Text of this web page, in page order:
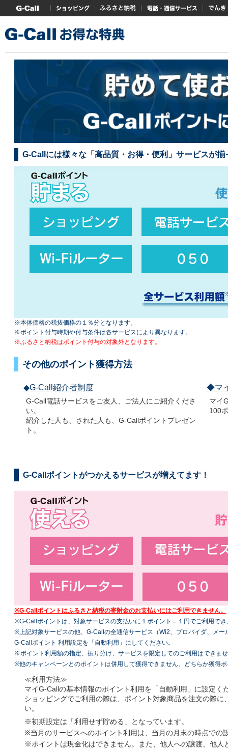
G-Callには様々な「高品質・お得・便利」サービスが揃
※本体価格の税抜価格の１％分となります。
※ポイント付与時期や付与条件は各サービスにより異なります。
※ふるさと納税はポイント付与の対象外となります。
その他のポイント獲得方法
◆G-Call紹介者制度 ◆マ
G-Call電話サービスをご友人、ご法人にご紹介くださ
い。
紹介した人も、された人も、G-Callポイントプレゼン
ト。
マイ
100
G-Callポイントがつかえるサービスが増えてます！
※G-Callポイントはふるさと納税の寄附金のお支払いにはご利用できません。
※G-Callポイントは、対象サービスの支払いに１ポイント＝１円でご利用でき
※上記対象サービスの他、G-Callの全通信サービス（Wi2、プロバイダ、メ
G-Callポイント 利用設定を「自動利用」にしてください。
※ポイント利用額の指定、振り分け、サービスを限定してのご利用はできま
※他のキャンペーンとのポイントは併用して獲得できません。どちらか獲得
≪利用方法≫
マイG-Callの基本情報のポイント利用を「自動利用」に設定く
ショッピングでご利用の際は、ポイント対象商品を注文の際
い。
※初期設定は「利用せず貯める」となっています。
※当月のサービスへのポイント利用は、当月の月末の時点での
※ポイントは現金化はできません。また、他人への譲渡、他人